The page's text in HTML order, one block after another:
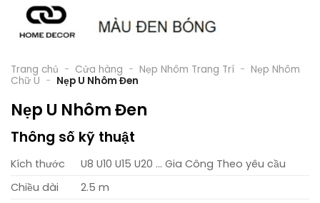
Trang chủ - Cửa hàng - Nẹp Nhôm Trang Trí - Nẹp Nhôm
Chữ U - Nẹp U Nhôm Đen
Nẹp U Nhôm Đen
Thông số kỹ thuật
Kích thước
U8 U10 U15 U20 … Gia Công Theo yêu cầu
Chiều dài
2.5 m